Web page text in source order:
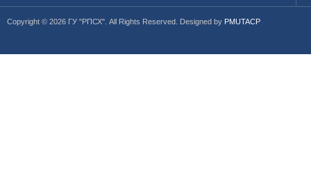
Copyright © 2026 ГУ "РПСХ". All Rights Reserved. Designed by PMUTACP